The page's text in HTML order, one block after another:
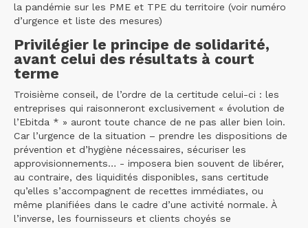
la pandémie sur les PME et TPE du territoire (voir numéro
d’urgence et liste des mesures)
Privilégier le principe de solidarité,
avant celui des résultats à court
terme
Troisième conseil, de l’ordre de la certitude celui-ci : les
entreprises qui raisonneront exclusivement « évolution de
l’Ebitda * » auront toute chance de ne pas aller bien loin.
Car l’urgence de la situation – prendre les dispositions de
prévention et d’hygiène nécessaires, sécuriser les
approvisionnements… - imposera bien souvent de libérer,
au contraire, des liquidités disponibles, sans certitude
qu’elles s’accompagnent de recettes immédiates, ou
même planifiées dans le cadre d’une activité normale. À
l’inverse, les fournisseurs et clients choyés se